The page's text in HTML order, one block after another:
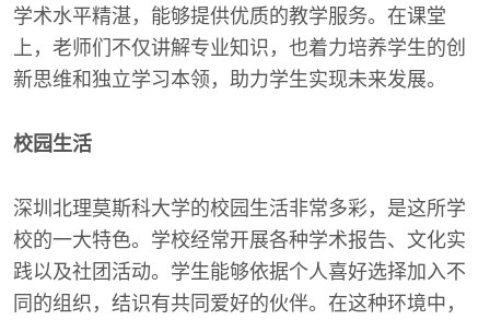
学术水平精湛，能够提供优质的教学服务。在课堂
上，老师们不仅讲解专业知识，也着力培养学生的创
新思维和独立学习本领，助力学生实现未来发展。
校园生活
深圳北理莫斯科大学的校园生活非常多彩，是这所学
校的一大特色。学校经常开展各种学术报告、文化实
践以及社团活动。学生能够依据个人喜好选择加入不
同的组织，结识有共同爱好的伙伴。在这种环境中，